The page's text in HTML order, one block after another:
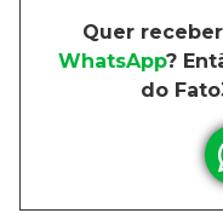
Quer
WhatsApp?
do